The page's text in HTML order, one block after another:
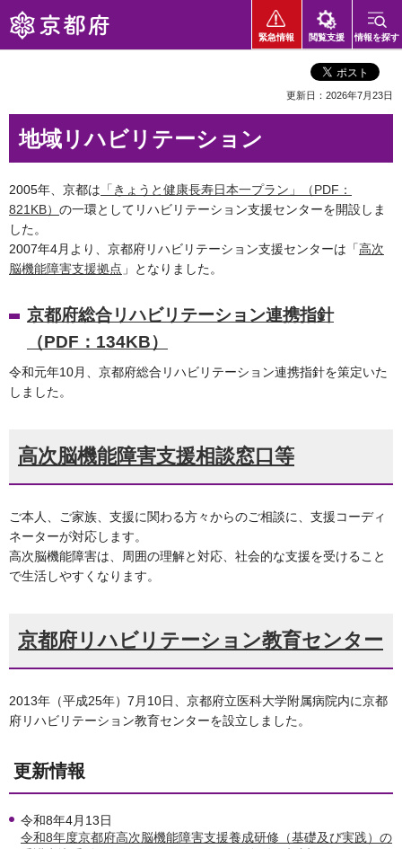
京都府
緊急情報 閲覧支援 情報を探す
更新日：2026年7月23日
地域リハビリテーション
2005年、京都は 「きょうと健康長寿日本一プラン」（PDF：
821KB） の一環としてリハビリテーション支援センターを開設しま
した。
2007年4月より、京都府リハビリテーション支援センターは「高次
脳機能障害支援拠点 」となりました。
京都府総合リハビリテーション連携指針
（PDF：134KB）
令和元年10月、京都府総合リハビリテーション連携指針を策定いた
しました。
高次脳機能障害支援相談窓口等
ご本人、ご家族、支援に関わる方々からのご相談に、支援コーディ
ネーターが対応します。
高次脳機能障害は、周囲の理解と対応、社会的な支援を受けること
で生活しやすくなります。
京都府リハビリテーション教育センター
2013年（平成25年）7月10日、京都府立医科大学附属病院内に京都
府リハビリテーション教育センターを設立しました。
更新情報
令和8年4月13日
令和8年度京都府高次脳機能障害支援養成研修（基礎及び実践）の